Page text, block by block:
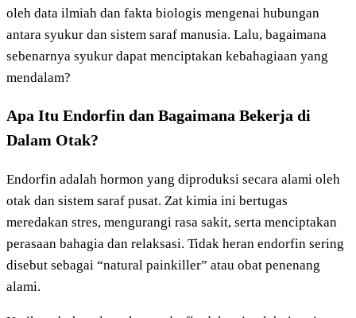
oleh data ilmiah dan fakta biologis mengenai hubungan
antara syukur dan sistem saraf manusia. Lalu, bagaimana
sebenarnya syukur dapat menciptakan kebahagiaan yang
mendalam?
Apa Itu Endorfin dan Bagaimana Bekerja di
Dalam Otak?
Endorfin adalah hormon yang diproduksi secara alami oleh
otak dan sistem saraf pusat. Zat kimia ini bertugas
meredakan stres, mengurangi rasa sakit, serta menciptakan
perasaan bahagia dan relaksasi. Tidak heran endorfin sering
disebut sebagai “natural painkiller” atau obat penenang
alami.